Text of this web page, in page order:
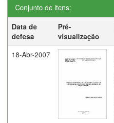
Conjunto de itens:
Data de
defesa
Pré-
visualização
18-Abr-2007